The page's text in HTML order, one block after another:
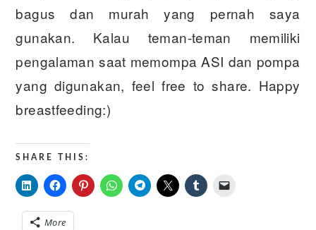
bagus dan murah yang pernah saya
gunakan. Kalau teman-teman memiliki
pengalaman saat memompa ASI dan pompa
yang digunakan, feel free to share. Happy
breastfeeding:)
SHARE THIS:
More